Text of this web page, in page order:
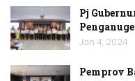
Pj
Jan 4, 2024
Pemprov